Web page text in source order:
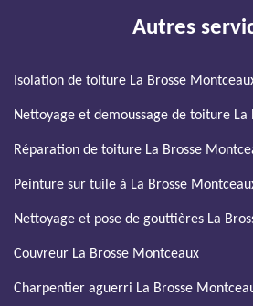
Autres
Isolation de toiture La Brosse
Nettoyage et demoussage de toiture La
Réparation de toiture La Brosse
Peinture sur tuile à La Brosse
Nettoyage et pose de gouttières La
Couvreur La Brosse Montceaux
Charpentier aguerri La Brosse